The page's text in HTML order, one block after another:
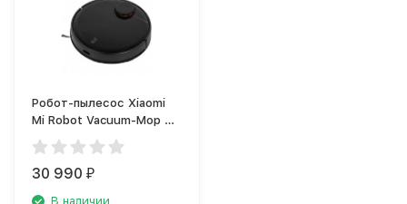
Робот-пылесос Xiaomi
Mi Robot Vacuum-Mop P
Black
30 990₽
В наличии